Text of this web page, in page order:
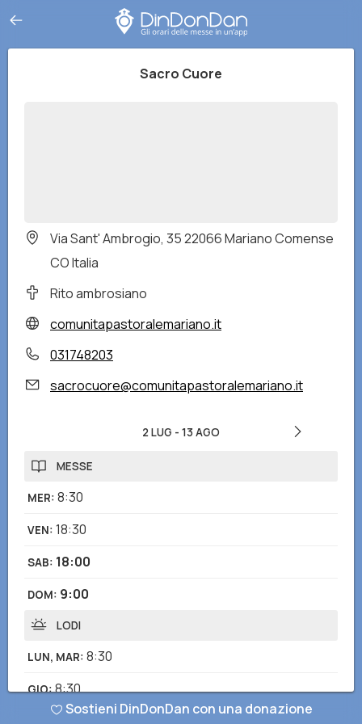
Sacro Cuore
Via Sant' Ambrogio, 35 22066 Mariano Comense
CO Italia
Rito ambrosiano
comunitapastoralemariano.it
031748203
sacrocuore@comunitapastoralemariano.it
2 LUG - 13 AGO
MESSE
MER: 8:30
VEN: 18:30
SAB: 18:00
DOM: 9:00
LODI
LUN, MAR: 8:30
GIO:8:30
CONFESSIONI
Sostieni DinDonDan con una donazione